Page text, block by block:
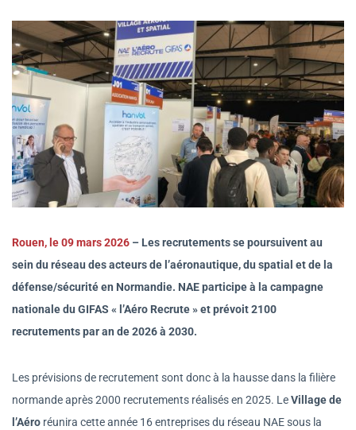
Rouen, le 09 mars 2026 – Les recrutements se poursuivent au
sein du réseau des acteurs de l’aéronautique, du spatial et de la
défense/sécurité en Normandie. NAE participe à la campagne
nationale du GIFAS « l’Aéro Recrute » et prévoit2100
recrutements par an de 2026 à 2030.
Les prévisions de recrutement sont donc à la hausse dans la filière
normande après 2000 recrutements réalisés en 2025. LeVillage de
l’Aéro réunira cette année 16 entreprises du réseau NAE sous la